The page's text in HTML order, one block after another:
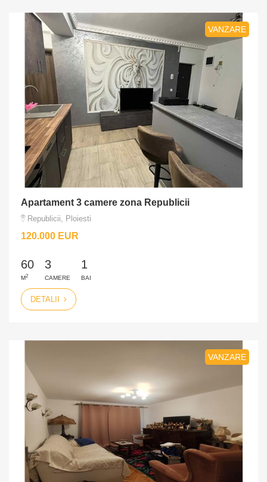
VANZARE
Apartament 3 camere zona Republicii
Republicii, Ploiesti
120.000 EUR
60
M2
3
CAMERE
1
BAI
DETALII
VANZARE